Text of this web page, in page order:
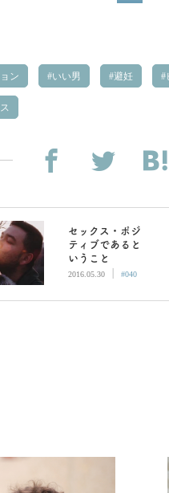
ン いい男 避妊
セックス・ポジ
ティブであると
いうこと
2016.05.30 | #040